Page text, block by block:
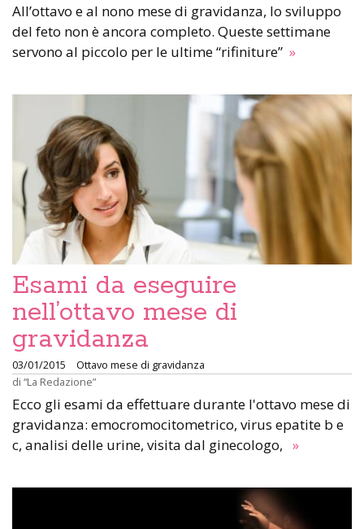
All’ottavo e al nono mese di gravidanza, lo sviluppo
del feto non è ancora completo. Queste settimane
servono al piccolo per le ultime “rifiniture” »
Esami da eseguire
nell’ottavo mese di
gravidanza
03/01/2015
Ottavo mese di gravidanza
di “La Redazione”
Ecco gli esami da effettuare durante l'ottavo mese di
gravidanza: emocromocitometrico, virus epatite b e
c, analisi delle urine, visita dal ginecologo, »